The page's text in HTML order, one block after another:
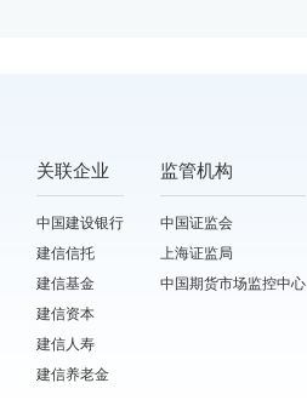
关联企业
中国建设银行
建信信托
建信基金
建信资本
建信人寿
建信养老金
监管机构
中国证监会
上海证监局
中国期货市场监控中心